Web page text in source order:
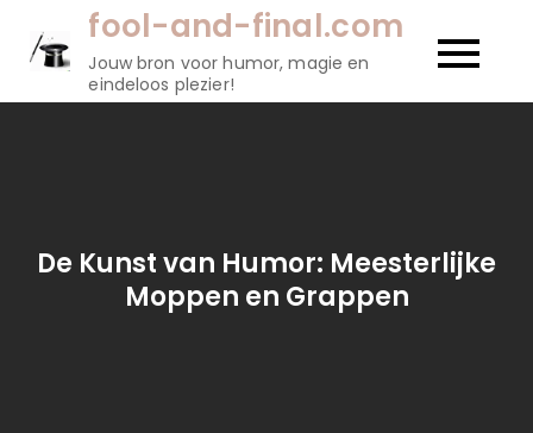
fool-and-final.com
Jouw bron voor humor, magie en
eindeloos plezier!
De Kunst van Humor: Meesterlijke
Moppen en Grappen